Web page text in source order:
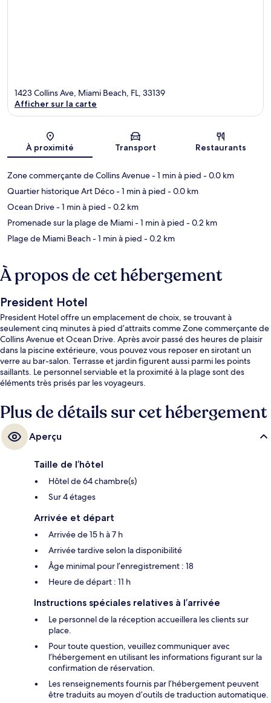
Carte
1423 Collins Ave, Miami Beach, FL, 33139
Afficher sur la carte
À proximité Transport Restaurants
Zone commerçante de Collins Avenue- 1 min à pied - 0.0 km
Quartier historique Art Déco- 1 min à pied - 0.0 km
Ocean Drive- 1 min à pied - 0.2 km
Promenade sur la plage de Miami- 1 min à pied - 0.2 km
Plage de Miami Beach- 1 min à pied - 0.2 km
À propos de cet hébergement
President Hotel
President Hotel offre un emplacement de choix, se trouvant à
seulement cinq minutes à pied d’attraits comme Zone commerçante de
Collins Avenue et Ocean Drive. Après avoir passé des heures de plaisir
dans la piscine extérieure, vous pouvez vous reposer en sirotant un
verre au bar-salon. Terrasse et jardin figurent aussi parmi les points
saillants. Le personnel serviable et la proximité à la plage sont des
éléments très prisés par les voyageurs.
Plus de détails sur cet hébergement
Aperçu
Taille de l’hôtel
Hôtel de 64 chambre(s)
Sur 4 étages
Arrivée et départ
Arrivée de 15 h à 7 h
Arrivée tardive selon la disponibilité
Âge minimal pour l’enregistrement : 18
Heure de départ : 11 h
Instructions spéciales relatives à l’arrivée
Le personnel de la réception accueillera les clients sur
place.
Pour toute question, veuillez communiquer avec
l’hébergement en utilisant les informations figurant sur la
confirmation de réservation.
Les renseignements fournis par l’hébergement peuvent
être traduits au moyen d’outils de traduction automatique.